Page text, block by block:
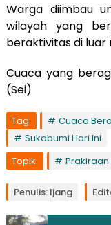
Warga diimbau
wilayah yang
beraktivitas di luar
Cuaca yang
(Sei)
Tag: Cuaca
Sukabumi Hari Ini
Topik:
Penulis: Ijang